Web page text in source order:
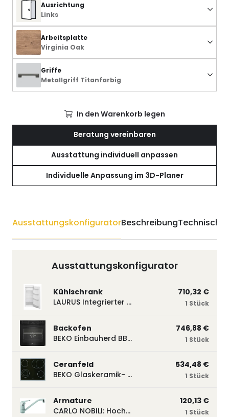
Ausrichtung
Links
Arbeitsplatte
Virginia Oak
Griffe
Metallgriff Titanfarbig
In den Warenkorb legen
Beratung vereinbaren
Ausstattung individuell anpassen
Individuelle Anpassung im 3D-Planer
AusstattungskonfiguratorBeschreibungTechnische
Ausstattungskonfigurator
Kühlschrank
LAURUS Integrierter Kühlautomat LKG122E LKG122E
710,32 €
1 Stück
Backofen
BEKO Einbauherd BBUM113N2B mit Hydrolyse, Schwarz BBUM113N2B
746,88 €
1 Stück
Ceranfeld
BEKO Glaskeramik- Strahlungskochfeld EH 9641 XHN, herdgebunden EH9641XHN
534,48 €
1 Stück
Armature
CARLO NOBILI: Hochdruck- Einhebelmischbatterie Blue, Mischbatterie verchromt 17770
120,13 €
1 Stück